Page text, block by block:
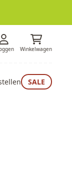
Winkelwagen
SALE